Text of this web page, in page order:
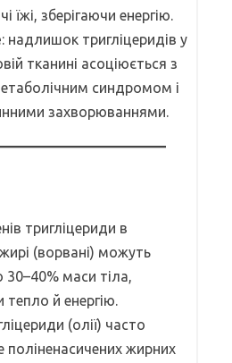
їжі, зберігаючи енергію.
: надлишок тригліцеридів у
тканині асоціюється з
синдромом і
захворюваннями.
тригліцериди в
(ворвані) можуть
маси тіла,
тепло й енергію.
(олії) часто
поліненасичених жирних